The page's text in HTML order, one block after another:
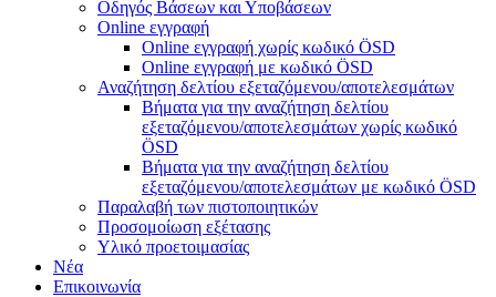
Οδηγός Βάσεων και Υποβάσεων
Online εγγραφή
Online εγγραφή χωρίς κωδικό ÖSD
Online εγγραφή με κωδικό ÖSD
Αναζήτηση δελτίου εξεταζόμενου/αποτελεσμάτων
Βήματα για την αναζήτηση δελτίου
εξεταζόμενου/αποτελεσμάτων χωρίς κωδικό
ÖSD
Βήματα για την αναζήτηση δελτίου
εξεταζόμενου/αποτελεσμάτων με κωδικό ÖSD
Παραλαβή των πιστοποιητικών
Προσομοίωση εξέτασης
Υλικό προετοιμασίας
Νέα
Επικοινωνία